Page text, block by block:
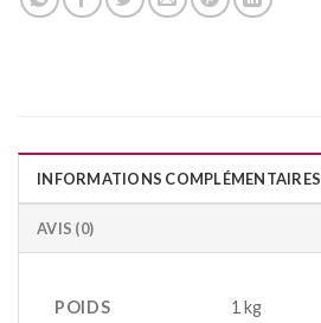
INFORMATIONS COMPLÉMENTAIRES
AVIS (0)
POIDS 1 kg